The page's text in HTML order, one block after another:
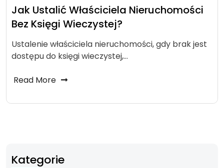
Jak Ustalić Właściciela Nieruchomości
Bez Księgi Wieczystej?
Ustalenie właściciela nieruchomości, gdy brak jest
dostępu do księgi wieczystej,…
Read More
Kategorie